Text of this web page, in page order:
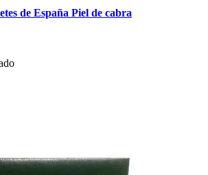
de España Piel de cabra